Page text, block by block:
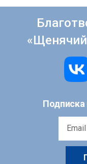
«Щенячий
Подписка